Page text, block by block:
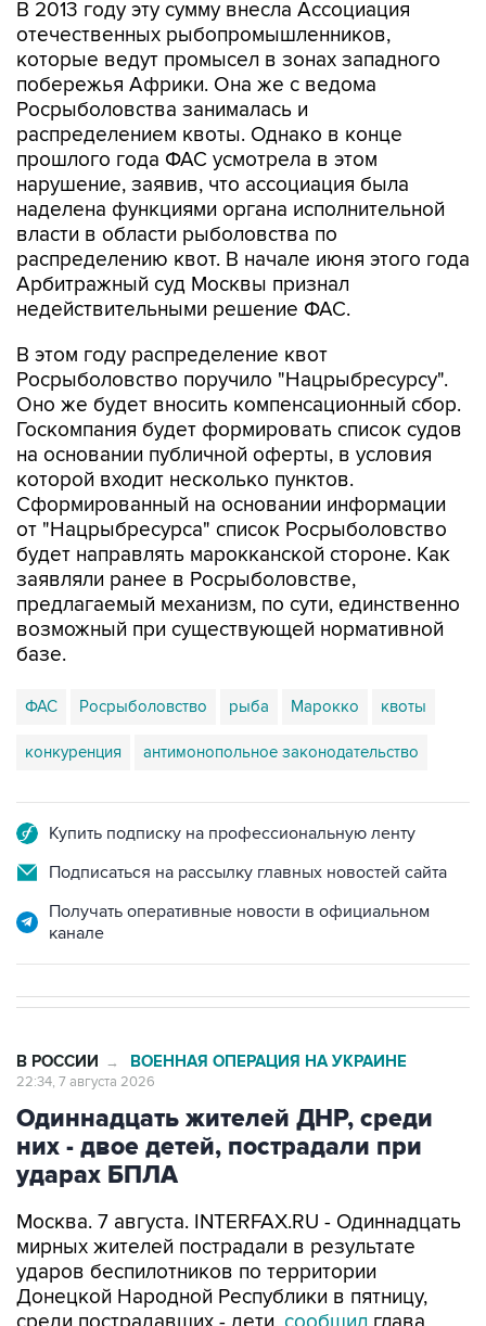
которые ведут промысел в зонах западного
побережья Африки. Она же с ведома
Росрыболовства занималась и
распределением квоты. Однако в конце
прошлого года ФАС усмотрела в этом
нарушение, заявив, что ассоциация была
наделена функциями органа исполнительной
власти в области рыболовства по
распределению квот. В начале июня этого года
Арбитражный суд Москвы признал
недействительными решение ФАС.
В этом году распределение квот
Оно же будет вносить компенсационный сбор.
Госкомпания будет формировать список судов
на основании публичной оферты, в условия
которой входит несколько пунктов.
Сформированный на основании информации
от "Нацрыбресурса" список Росрыболовство
будет направлять марокканской стороне. Как
заявляли ранее в Росрыболовстве,
предлагаемый механизм, по сути, единственно
возможный при существующей нормативной
базе.
ФАС
конкуренция антимонопольное законодательство
Подписаться на рассылку главных новостей сайта
Получать оперативные новости в официальном
Одиннадцать жителей ДНР, среди
них - двое детей, пострадали при
ударах БПЛА
Москва. 7 августа. INTERFAX.RU - Одиннадцать
ударов беспилотников по территории
Донецкой Народной Республики в пятницу,
среди пострадавших - дети,сообщилглава
региона Денис Пушилин.